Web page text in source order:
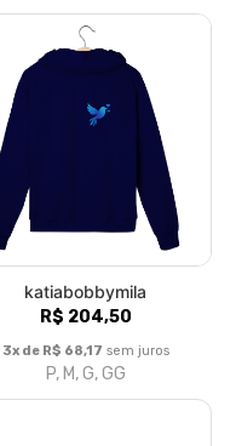
katiabobbymila
R$ 204,50
3x de R$ 68,17 sem juros
P, M, G, GG